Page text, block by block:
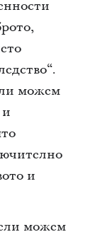
можем
и
можем